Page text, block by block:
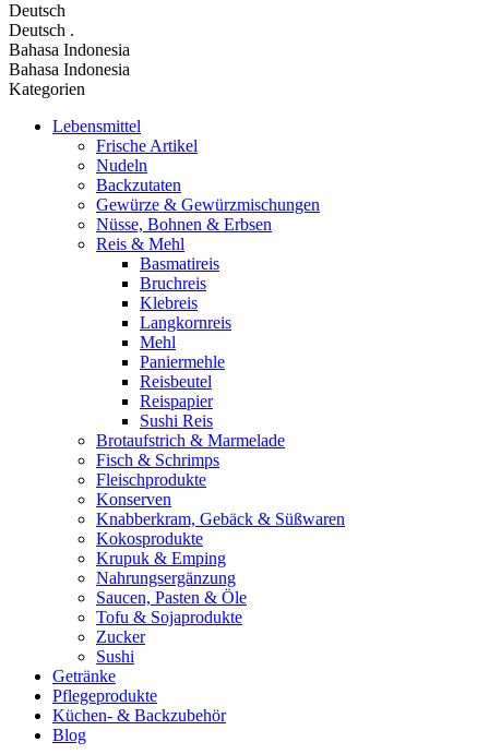
Deutsch
Deutsch .
Bahasa Indonesia
Bahasa Indonesia
Kategorien
Lebensmittel
Frische Artikel
Nudeln
Backzutaten
Gewürze & Gewürzmischungen
Nüsse, Bohnen & Erbsen
Reis & Mehl
Basmatireis
Bruchreis
Klebreis
Langkornreis
Mehl
Paniermehle
Reisbeutel
Reispapier
Sushi Reis
Brotaufstrich & Marmelade
Fisch & Schrimps
Fleischprodukte
Konserven
Knabberkram, Gebäck & Süßwaren
Kokosprodukte
Krupuk & Emping
Nahrungsergänzung
Saucen, Pasten & Öle
Tofu & Sojaprodukte
Zucker
Sushi
Getränke
Pflegeprodukte
Küchen- & Backzubehör
Blog